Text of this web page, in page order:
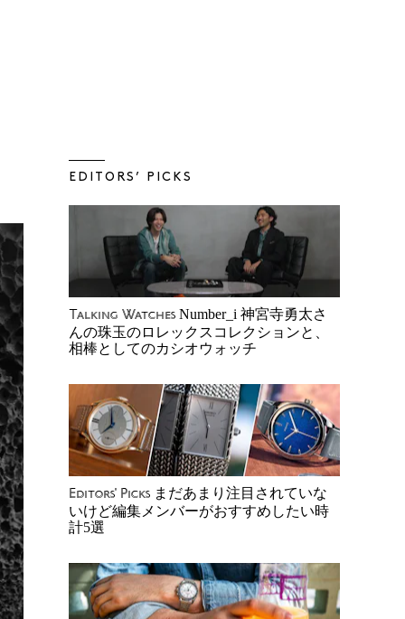
EDITORS’ PICKS
Talking Watches Number_i 神宮寺勇太さ
んの珠玉のロレックスコレクションと、
相棒としてのカシオウォッチ
Editors' Picks まだあまり注目されていな
いけど編集メンバーがおすすめしたい時
計5選